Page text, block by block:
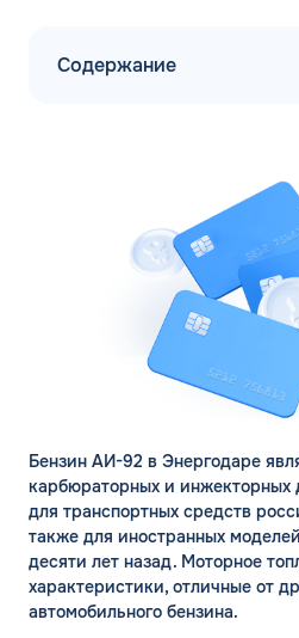
Содержание
Бензин АИ-92 в Энергодаре
карбюраторных и инжекторных
для транспортных средств
также для иностранных
десяти лет назад. Моторное
характеристики, отличные от
автомобильного бензина.